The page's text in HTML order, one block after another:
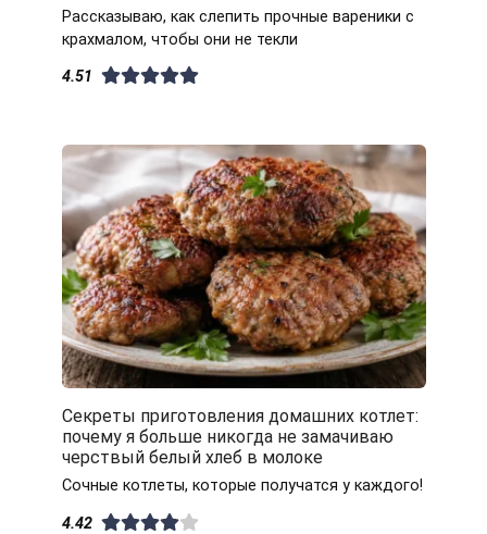
Рассказываю, как слепить прочные вареники с
крахмалом, чтобы они не текли
4.51
Секреты приготовления домашних котлет:
почему я больше никогда не замачиваю
черствый белый хлеб в молоке
Сочные котлеты, которые получатся у каждого!
4.42